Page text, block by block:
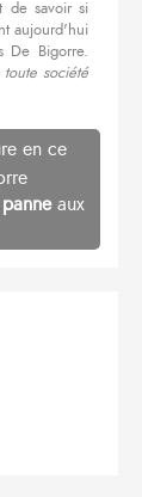
de savoir si
aujourd'hui
De Bigorre.
société
en ce
aux